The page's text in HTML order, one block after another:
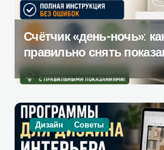
Счётчик «день-ночь»:
правильно снять
полная инструкция без
ошибок
Дизайн Советы